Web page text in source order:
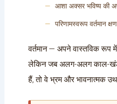
आशा अक्सर भविष्य की
परिणामस्वरूप वर्तमान
वर्तमान — अपने वास्तविक
लेकिन जब अलग-अलग काल-
हैं, तो वे भ्रम और भावनात्मक